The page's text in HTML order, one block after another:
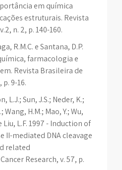
em química
estruturais. Revista
n. 2, p. 140-160.
R.M.C. e Santana, D.P.
farmacologia e
Revista Brasileira de
p. 9-16.
L.J.; Sun, J.S.; Neder, K.;
Wang, H.M.; Mao, Y.; Wu,
Liu, L.F. 1997 - Induction of
II-mediated DNA cleavage
related
Research, v. 57, p.